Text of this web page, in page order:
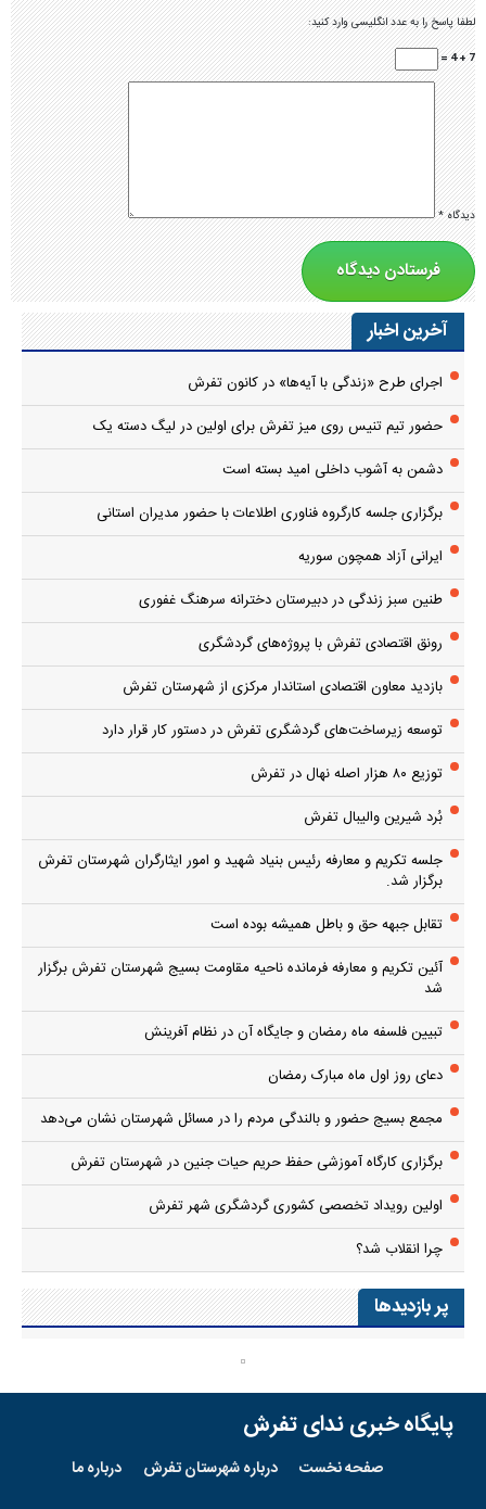
لطفا پاسخ را به عدد انگلیسی وارد کنید:
7 + 4 =
دیدگاه*
آخرین اخبار
اجرای طرح «زندگی با آیه‌ها» در کانون تفرش
حضور تیم تنیس روی میز تفرش برای اولین در لیگ دسته یک
دشمن به آشوب داخلی امید بسته است
برگزاری جلسه کارگروه فناوری اطلاعات با حضور مدیران استانی
ایرانی آزاد همچون سوریه
طنین سبز زندگی در دبیرستان دخترانه سرهنگ غفوری
رونق اقتصادی تفرش با پروژه‌های گردشگری
بازدید معاون اقتصادی استاندار مرکزی از شهرستان تفرش
توسعه زیرساخت‌های گردشگری تفرش در دستور کار قرار دارد
توزیع ۸۰ هزار اصله نهال در تفرش
بُرد شیرین والیبال تفرش
جلسه تکریم و معارفه رئیس بنیاد شهید و امور ایثارگران شهرستان تفرش
برگزار شد.
تقابل جبهه حق و باطل همیشه بوده است
آئین تکریم و معارفه فرمانده ناحیه مقاومت بسیج شهرستان تفرش برگزار
شد
تبیین فلسفه ماه رمضان و جایگاه آن در نظام آفرینش
دعای روز اول ماه مبارک رمضان
مجمع بسیج حضور و بالندگی مردم را در مسائل شهرستان نشان می‌دهد
برگزاری کارگاه آموزشی حفظ حریم حیات جنین در شهرستان تفرش
اولین رویداد تخصصی کشوری گردشگری شهر تفرش
چرا انقلاب شد؟
پر بازدیدها
پایگاه خبری ندای تفرش
صفحه نخست درباره شهرستان تفرش درباره ما